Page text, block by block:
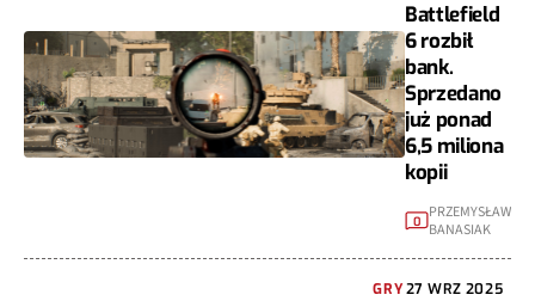
Battlefield
6 rozbił
bank.
Sprzedano
już ponad
6,5 miliona
kopii
0
PRZEMYSŁAW
BANASIAK
GRY27 WRZ 2025